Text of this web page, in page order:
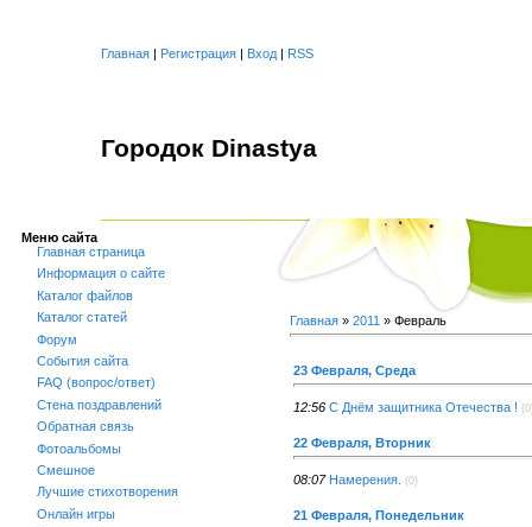
Главная | Регистрация | Вход | RSS
Городок Dinastya
Меню сайта
Главная страница
Информация о сайте
Каталог файлов
Каталог статей
Форум
События сайта
FAQ (вопрос/ответ)
Стена поздравлений
Обратная связь
Фотоальбомы
Смешное
Лучшие стихотворения
Онлайн игры
Главная » 2011 » Февраль
23 Февраля, Среда
12:56 С Днём защитника Отечества !
22 Февраля, Вторник
08:07 Намерения. (0)
21 Февраля, Понедельник